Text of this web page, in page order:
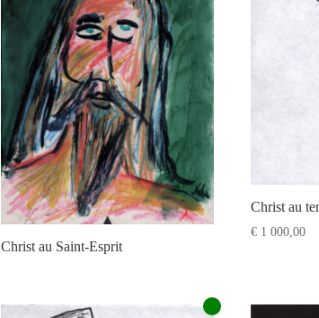
Christ au Saint-Esprit
Christ au
€ 1 000,00